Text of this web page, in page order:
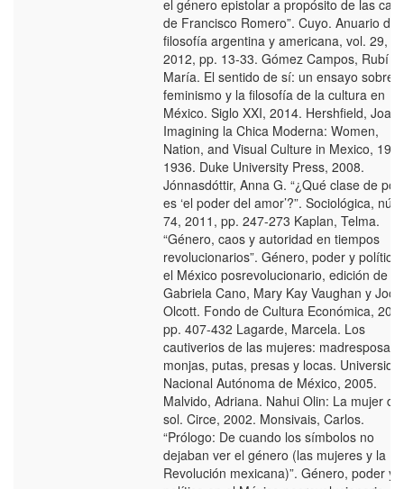
el género epistolar a propósito de las
de Francisco Romero”. Cuyo. Anuario de
filosofía argentina y americana, vol. 29,
2012, pp. 13-33. Gómez Campos, Rubí
María. El sentido de sí: un ensayo sobre
feminismo y la filosofía de la cultura en
México. Siglo XXI, 2014. Hershfield,
Imagining la Chica Moderna: Women,
Nation, and Visual Culture in Mexico,
1936. Duke University Press, 2008.
Jónnasdóttir, Anna G. “¿Qué clase de
es ‘el poder del amor’?”. Sociológica,
74, 2011, pp. 247-273 Kaplan, Telma.
“Género, caos y autoridad en tiempos
revolucionarios”. Género, poder y política
el México posrevolucionario, edición de
Gabriela Cano, Mary Kay Vaughan y
Olcott. Fondo de Cultura Económica,
pp. 407-432 Lagarde, Marcela. Los
cautiverios de las mujeres: madresposas,
monjas, putas, presas y locas.
Nacional Autónoma de México, 2005.
Malvido, Adriana. Nahui Olin: La mujer del
sol. Circe, 2002. Monsivais, Carlos.
“Prólogo: De cuando los símbolos no
dejaban ver el género (las mujeres y la
Revolución mexicana)”. Género, poder y